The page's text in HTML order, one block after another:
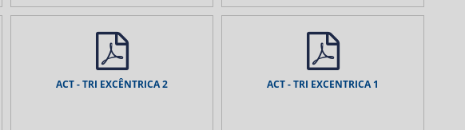
ACT - TRI EXCÊNTRICA 2 ACT - TRI EXCENTRICA 1